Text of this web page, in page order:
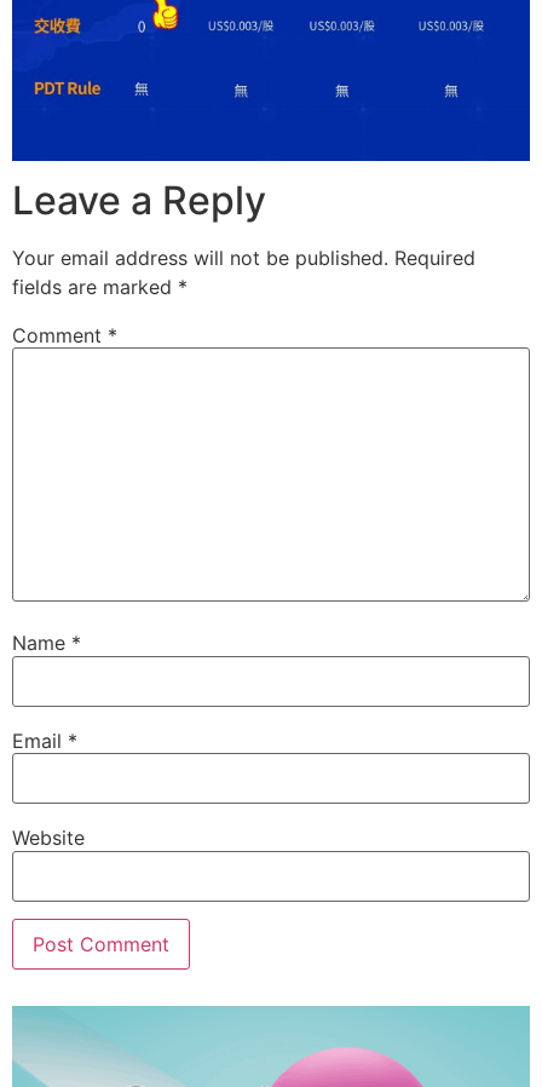
Leave a Reply
Your email address will not be published. Required
fields are marked *
Comment *
Name *
Email *
Website